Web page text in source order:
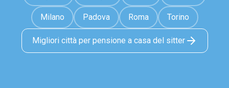
Milano Padova Roma Torino
Migliori città per pensione a casa del sitter